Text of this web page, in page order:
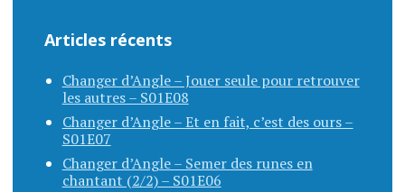
Articles récents
Changer d’Angle – Jouer seule pour retrouver
les autres – S01E08
Changer d’Angle – Et en fait, c’est des ours –
S01E07
Changer d’Angle – Semer des runes en
chantant (2/2) – S01E06